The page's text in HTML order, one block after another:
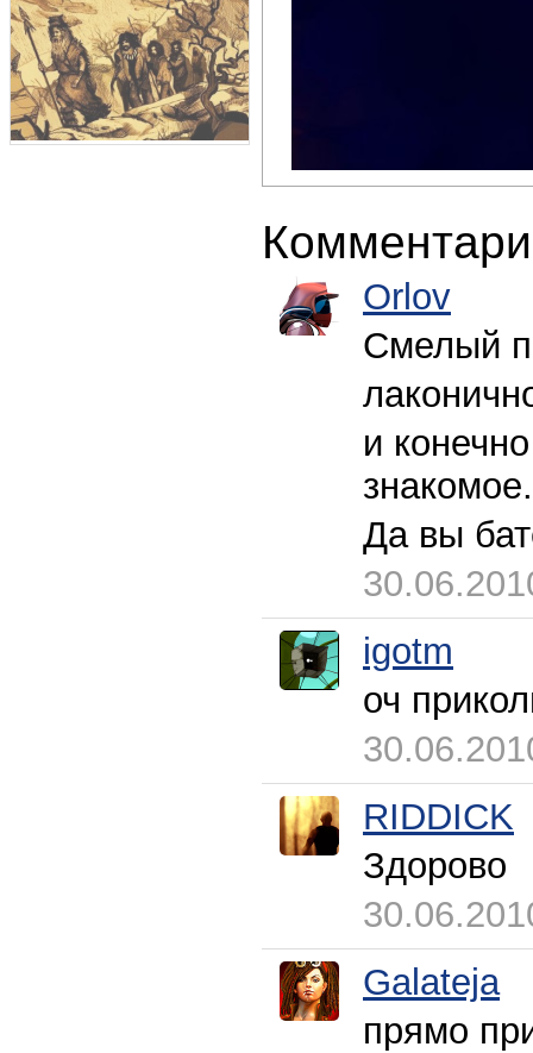
Orlov
Смелый
и
знакомое.
Да вы
igotm
оч
RIDDICK
Здорово
Galateja
прямо